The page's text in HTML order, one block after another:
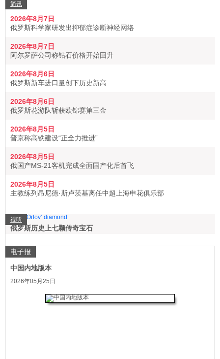
简讯
2026年8月7日
俄罗斯科学家研发出抑郁症诊断神经网络
2026年8月7日
阿尔罗萨公司称钻石价格开始回升
2026年8月6日
俄罗斯新车进口量创下历史新高
2026年8月6日
俄罗斯花游队斩获欧锦赛第三金
2026年8月5日
普京称高铁建设“正全力推进”
2026年8月5日
俄国产MS-21客机完成全面国产化后首飞
2026年8月5日
主教练列昂尼德·斯卢茨基离任中超上海申花俱乐部
视听
俄罗斯历史上七颗传奇宝石
电子报
中国内地版本
2026年05月25日